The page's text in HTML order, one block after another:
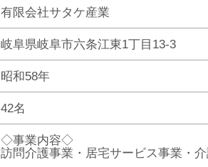
有限会社サタケ産業
岐阜県岐阜市六条江東1丁目13-3
昭和58年
42名
◇事業内容◇
訪問介護事業・居宅サービス事業・